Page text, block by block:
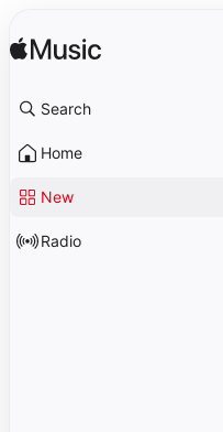
Search
Home
New
Radio